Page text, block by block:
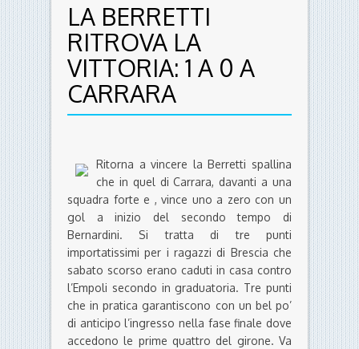
LA BERRETTI
RITROVA LA
VITTORIA: 1 A 0 A
CARRARA
Ritorna a vincere la Berretti spallina
che in quel di Carrara, davanti a una
squadra forte e , vince uno a zero con un
gol a inizio del secondo tempo di
Bernardini. Si tratta di tre punti
importatissimi per i ragazzi di Brescia che
sabato scorso erano caduti in casa contro
l’Empoli secondo in graduatoria. Tre punti
che in pratica garantiscono con un bel po’
di anticipo l’ingresso nella fase finale dove
accedono le prime quattro del girone. Va